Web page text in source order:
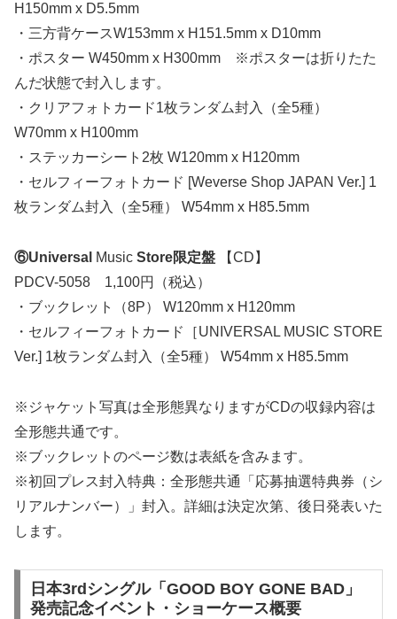
H150mm x D5.5mm
・三方背ケースW153mm x H151.5mm x D10mm
・ポスター W450mm x H300mm ※ポスターは折りたた
んだ状態で封入します。
・クリアフォトカード1枚ランダム封入（全5種）
W70mm x H100mm
・ステッカーシート2枚 W120mm x H120mm
・セルフィーフォトカード [Weverse Shop JAPAN Ver.] 1
枚ランダム封入（全5種） W54mm x H85.5mm
⑥Universal Music Store限定盤 【CD】
PDCV-5058 1,100円（税込）
・ブックレット（8P） W120mm x H120mm
・セルフィーフォトカード［UNIVERSAL MUSIC STORE
Ver.] 1枚ランダム封入（全5種） W54mm x H85.5mm
※ジャケット写真は全形態異なりますがCDの収録内容は
全形態共通です。
※ブックレットのページ数は表紙を含みます。
※初回プレス封入特典：全形態共通「応募抽選特典券（シ
リアルナンバー）」封入。詳細は決定次第、後日発表いた
します。
日本3rdシングル「GOOD BOY GONE BAD」
発売記念イベント・ショーケース概要